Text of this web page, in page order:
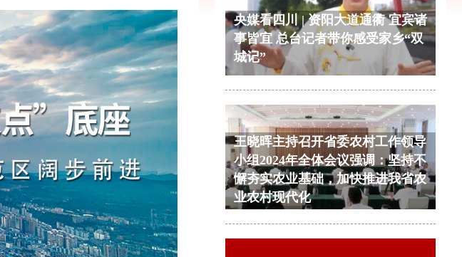
央媒看四川 | 资阳大道通衢 宜宾诸
事皆宜 总台记者带你感受家乡“双
城记”
王晓晖主持召开省委农村工作领导
小组2024年全体会议强调：坚持不
懈夯实农业基础，加快推进我省农
业农村现代化